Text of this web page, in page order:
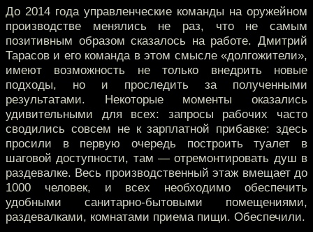
До 2014 года управленческие команды на оружейном
производстве менялись не раз, что не самым
позитивным образом сказалось на работе. Дмитрий
Тарасов и его команда в этом смысле «долгожители»,
имеют возможность не только внедрить новые
подходы, но и проследить за полученными
результатами. Некоторые моменты оказались
удивительными для всех: запросы рабочих часто
сводились совсем не к зарплатной прибавке: здесь
просили в первую очередь построить туалет в
шаговой доступности, там — отремонтировать душ в
раздевалке. Весь производственный этаж вмещает до
1000 человек, и всех необходимо обеспечить
удобными санитарно-бытовыми помещениями,
раздевалками, комнатами приема пищи. Обеспечили.